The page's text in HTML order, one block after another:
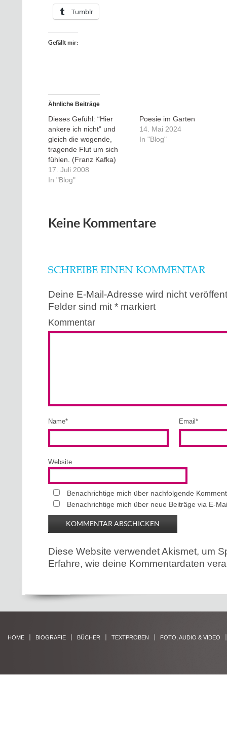
Tumblr
Gefällt mir:
Ähnliche Beiträge
Dieses Gefühl: “Hier
ankere ich nicht” und
gleich die wogende,
tragende Flut um sich
fühlen. (Franz Kafka)
17. Juli 2008
In "Blog"
Poesie im Garten
14. Mai 2024
In "Blog"
Keine Kommentare
SCHREIBE EINEN KOMMENTAR
Deine E-Mail-Adresse wird nicht
Felder sind mit * markiert
Kommentar
Name* Email *
Website
Benachrichtige mich über nachfolgende
Benachrichtige mich über neue Beiträge via E-
Diese Website verwendet Akismet, um
Erfahre, wie deine Kommentardaten
HOME BIOGRAFIE BÜCHER TEXTPROBEN FOTO, AUDIO & VIDEO